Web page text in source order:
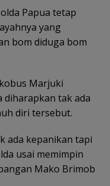
Papua tetap
yang
bom diduga bom
Marjuki
diharapkan tak ada
diri tersebut.
ada kepanikan tapi
usai memimpin
Mako Brimob